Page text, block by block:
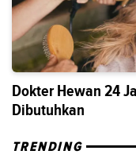
Dokter Hewan 24
Dibutuhkan
TRENDING